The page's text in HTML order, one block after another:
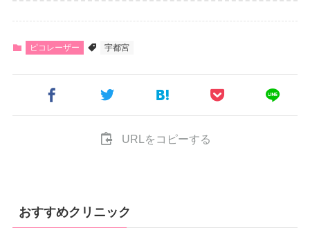
ピコレーザー 宇都宮
URLをコピーする
おすすめクリニック